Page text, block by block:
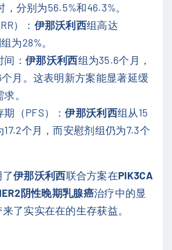
，分别为56.5%和46.3%。
）： 伊那沃利西组高达
为28%。
： 伊那沃利西组为35.6个月，
月。这表明新方案能显著延缓
。
期（PFS）：伊那沃利西组从15
个月，而安慰剂组仍为7.3个
伊那沃利西联合方案在PIK3CA
阴性晚期乳腺癌治疗中的显
了实实在在的生存获益。